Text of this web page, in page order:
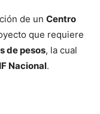
de un Centro
que requiere
de pesos, la cual
Nacional.